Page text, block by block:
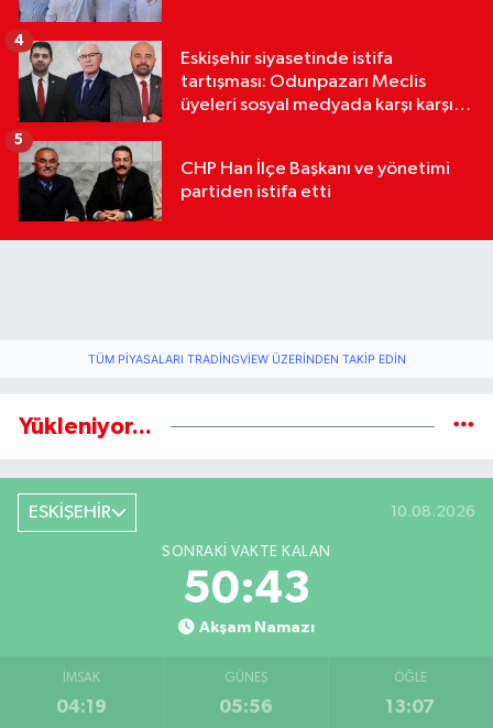
Eskişehir siyasetinde istifa
tartışması: Odunpazarı Meclis
üyeleri sosyal medyada karşı karşıya
4
CHP Han İlçe Başkanı ve yönetimi
partiden istifa etti
5
TÜM PIYASALARI TRADINGVIEW ÜZERINDEN TAKIP EDIN
Yükleniyor...
ESKİŞEHİR 10.08.2026
SONRAKI VAKTE KALAN
50:42
Akşam Namazı
İMSAK
04:19
GÜNEŞ
05:56
ÖĞLE
13:07